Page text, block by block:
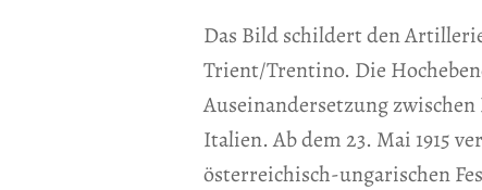
Das Bild schildert den
Trient/Trentino. Die
Auseinandersetzung
Italien. Ab dem 23. Mai 1915
österreichisch-ungarischen